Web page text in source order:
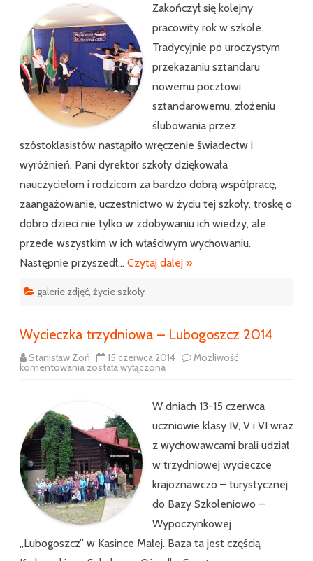
2014
Zakończył się kolejny
pracowity rok w szkole.
Tradycyjnie po uroczystym
przekazaniu sztandaru
nowemu pocztowi
sztandarowemu, złożeniu
ślubowania przez
szóstoklasistów nastąpiło wręczenie świadectw i
wyróżnień. Pani dyrektor szkoły dziękowała
nauczycielom i rodzicom za bardzo dobrą współpracę,
zaangażowanie, uczestnictwo w życiu tej szkoły, troskę o
dobro dzieci nie tylko w zdobywaniu ich wiedzy, ale
przede wszystkim w ich właściwym wychowaniu.
Następnie przyszedł… Czytaj dalej »
galerie zdjęć życie szkoły
Wycieczka trzydniowa – Lubogoszcz 2014
Stanisław Zoń 15 czerwca 2014 Możliwość
komentowania Wycieczka
trzydniowa
została wyłączona
W dniach 13-15 czerwca
uczniowie klasy IV, V i VI wraz
z wychowawcami brali udział
w trzydniowej wycieczce
krajoznawczo – turystycznej
do Bazy Szkoleniowo –
Wypoczynkowej
„Lubogoszcz” w Kasince Małej. Baza ta jest częścią